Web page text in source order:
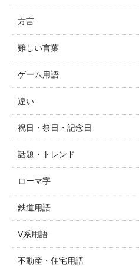
方言
難しい言葉
ゲーム用語
違い
祝日・祭日・記念日
話題・トレンド
ローマ字
鉄道用語
V系用語
不動産・住宅用語